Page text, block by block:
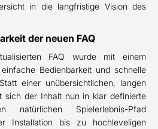
in die langfristige Vision des
der neuen FAQ
FAQ wurde mit einem
Bedienbarkeit und schnelle
einer unübersichtlichen, langen
sich der Inhalt nun in klar definierte
natürlichen Spielerlebnis-Pfad
Installation bis zu hochleveligen